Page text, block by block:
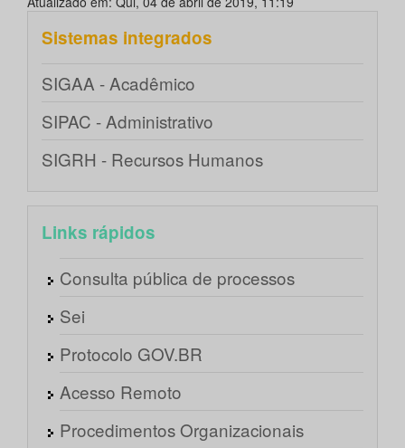
Sistemas integrados
SIGAA - Acadêmico
SIPAC - Administrativo
SIGRH - Recursos Humanos
Links rápidos
Consulta pública de processos
Sei
Protocolo GOV.BR
Acesso Remoto
Procedimentos Organizacionais